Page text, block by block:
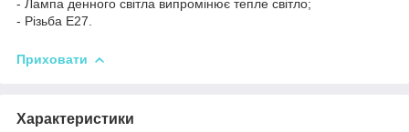
- Лампа денного світла випромінює тепле світло;
- Різьба E27.
Приховати
Характеристики